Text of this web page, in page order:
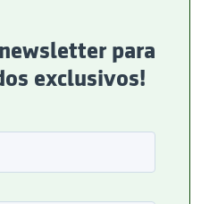
para
exclusivos!